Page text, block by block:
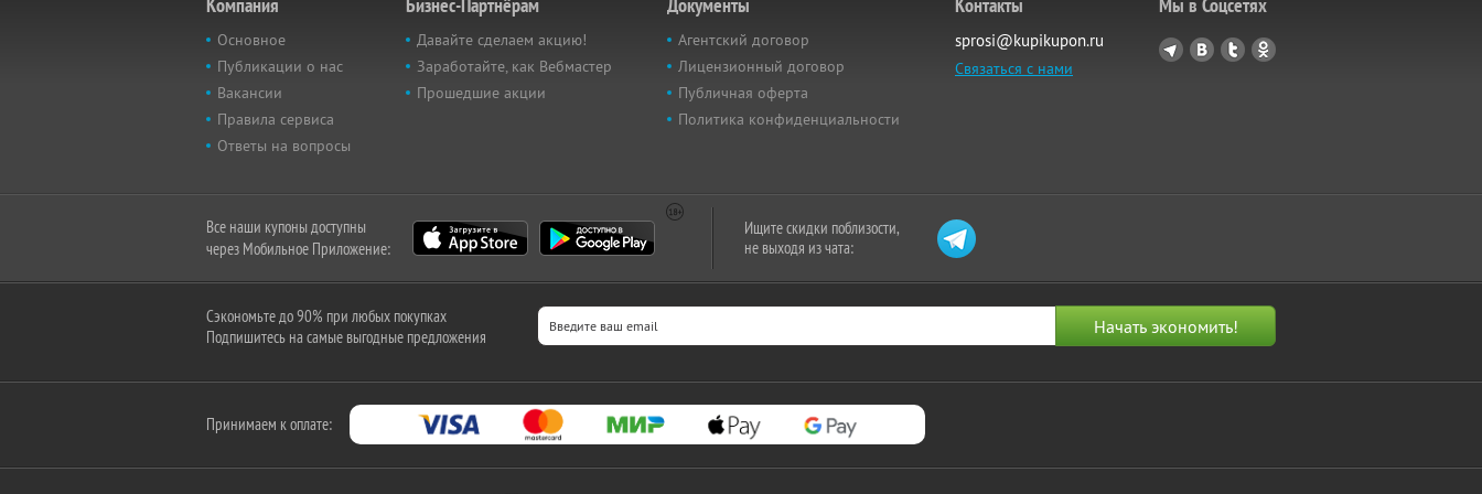
Основное
Публикации о нас
Вакансии
Правила сервиса
Ответы на вопросы
Давайте сделаем акцию!
Заработайте, как Вебмастер
Прошедшие акции
Агентский договор
Лицензионный договор
Публичная оферта
Политика конфиденциальности
sprosi@kupikupon.ru
Связаться с нами
Все наши купоны доступны
через Мобильное Приложение:
Ищите скидки поблизости,
не выходя из чата:
Сэкономьте до 90% при любых покупках
Подпишитесь на самые выгодные предложения
Принимаем к оплате: